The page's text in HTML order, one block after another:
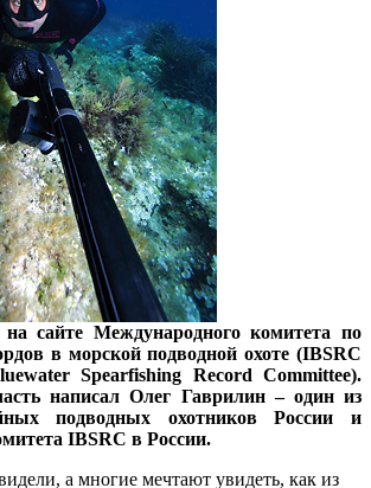
сайте Международного комитета по
в морской подводной охоте (IBSRC
Spearfishing Record Committee).
написал Олег Гаврилин – один из
подводных охотников России и
IBSRC в России.
а многие мечтают увидеть, как из